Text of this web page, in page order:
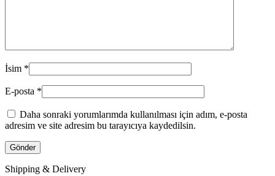
İsim *
E-posta *
Daha sonraki yorumlarımda kullanılması için adım, e-posta
adresim ve site adresim bu tarayıcıya kaydedilsin.
Shipping & Delivery